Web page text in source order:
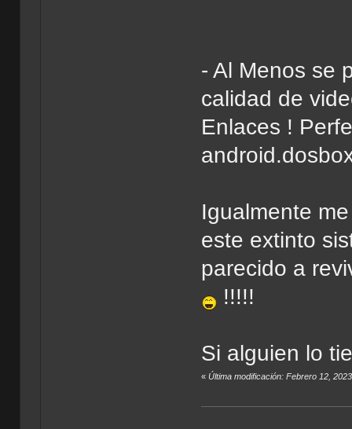
- Al Menos se
calidad de
Enlaces !
Igualmente
este extinto
parecido a
!!!!!
Si alguien lo
«Última modificación: Febrero 12,